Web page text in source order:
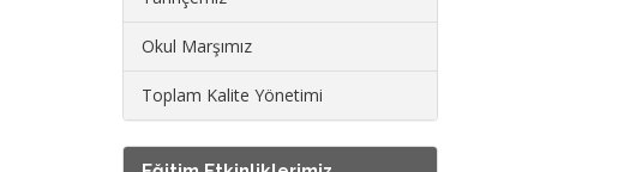
Okul Marşımız
Toplam Kalite Yönetimi